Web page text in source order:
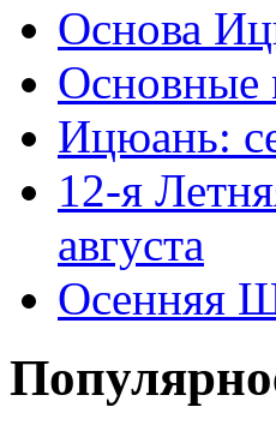
Основа
Ицюань:
12-я
августа
Осенняя